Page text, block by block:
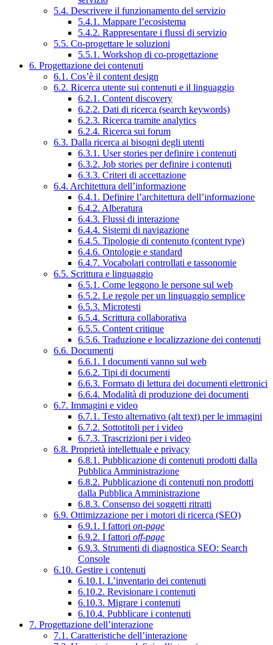
5.4. Descrivere il funzionamento del servizio
5.4.1. Mappare l’ecosistema
5.4.2. Rappresentare i flussi di servizio
5.5. Co-progettare le soluzioni
5.5.1. Workshop di co-progettazione
6. Progettazione dei contenuti
6.1. Cos’è il content design
6.2. Ricerca utente sui contenuti e il linguaggio
6.2.1. Content discovery
6.2.2. Dati di ricerca (search keywords)
6.2.3. Ricerca tramite analytics
6.2.4. Ricerca sui forum
6.3. Dalla ricerca ai bisogni degli utenti
6.3.1. User stories per definire i contenuti
6.3.2. Job stories per definire i contenuti
6.3.3. Criteri di accettazione
6.4. Architettura dell’informazione
6.4.1. Definire l’architettura dell’informazione
6.4.2. Alberatura
6.4.3. Flussi di interazione
6.4.4. Sistemi di navigazione
6.4.5. Tipologie di contenuto (content type)
6.4.6. Ontologie e standard
6.4.7. Vocabolari controllati e tassonomie
6.5. Scrittura e linguaggio
6.5.1. Come leggono le persone sul web
6.5.2. Le regole per un linguaggio semplice
6.5.3. Microtesti
6.5.4. Scrittura collaborativa
6.5.5. Content critique
6.5.6. Traduzione e localizzazione dei contenuti
6.6. Documenti
6.6.1. I documenti vanno sul web
6.6.2. Tipi di documenti
6.6.3. Formato di lettura dei documenti elettronici
6.6.4. Modalità di produzione dei documenti
6.7. Immagini e video
6.7.1. Testo alternativo (alt text) per le immagini
6.7.2. Sottotitoli per i video
6.7.3. Trascrizioni per i video
6.8. Proprietà intellettuale e privacy
6.8.1. Pubblicazione di contenuti prodotti dalla
Pubblica Amministrazione
6.8.2. Pubblicazione di contenuti non prodotti
dalla Pubblica Amministrazione
6.8.3. Consenso dei soggetti ritratti
6.9. Ottimizzazione per i motori di ricerca (SEO)
6.9.1. I fattori on-page
6.9.2. I fattori off-page
6.9.3. Strumenti di diagnostica SEO: Search
Console
6.10. Gestire i contenuti
6.10.1. L’inventario dei contenuti
6.10.2. Revisionare i contenuti
6.10.3. Migrare i contenuti
6.10.4. Pubblicare i contenuti
7. Progettazione dell’interazione
7.1. Caratteristiche dell’interazione